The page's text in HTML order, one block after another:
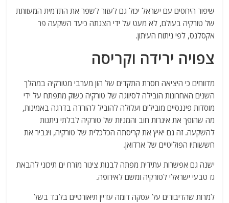
שיפור היחסים עם ישראל יכול גם לעזור לשפר את התדמית המעוותת
של טורקיה בעולם, לא מעט על ידי הצגתה כיעד השקעה פר
אקסלנס, לפי ניתוח העיתון.
צפויה ירידה וקריסה
מדווחים כי היציאה חסרת התקדים של הון מערבי מטורקיה במהלך
השנים האחרונות הובילה לסיווגה של טורקיה כשוק מתפתח על ידי
מוסדות פיננסיים מובילים ועלולה להוביל להורדה בדרגה באמינות,
מה שהופך את איגרות חוב והמניות של טורקיה לבלתי ניתנות
להשקעה.זה גם יאיץ את קריסתה הכלכלית של טורקיה, ויגביר את
חששותיו הפוליטיים של ארדואן.
ישנה גם אפשרות עתידית מפתה לבנות צינור מזרח ים תיכוני להבאת
גז טבעי ישראלי לטורקיה ומשם לאירופה.
למרות שהדיבורים על עסקה דומה עדיין תיאורטיים בלבד בשל